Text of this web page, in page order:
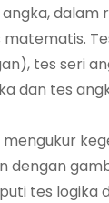
dalam
tes seri
dan tes
mengukur
dengan
tes logika